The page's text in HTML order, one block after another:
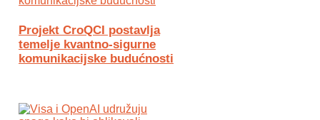
Projekt CroQCI postavlja
temelje kvantno-sigurne
komunikacijske budućnosti